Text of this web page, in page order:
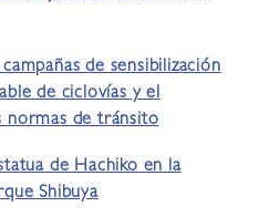
de sensibilización
de ciclovías y el
normas de tránsito
de Hachiko en la
Shibuya